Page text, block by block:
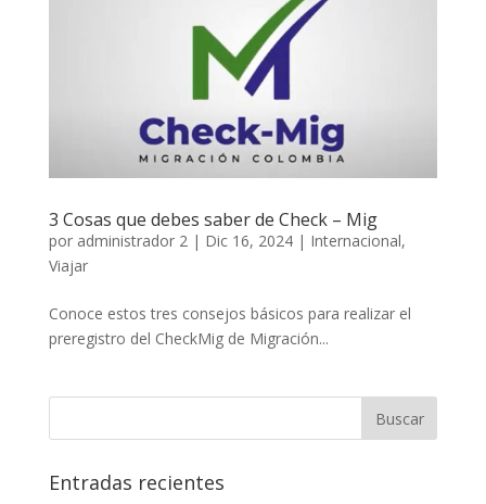
3 Cosas que debes saber de Check – Mig
por administrador 2| Dic 16, 2024| Internacional,
Viajar
Conoce estos tres consejos básicos para realizar el
preregistro del CheckMig de Migración...
Entradas recientes